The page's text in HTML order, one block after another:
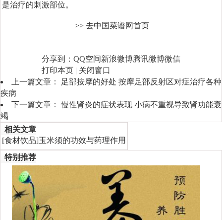
是治疗的刺激部位。
>> 去中国菜谱网首页
分享到： QQ空间新浪微博腾讯微博微信
打印本页 | 关闭窗口
上一篇文章：
足部按摩的好处 按摩足部反射区对症治疗各种
疾病
下一篇文章：慢性肾炎的症状表现 小病不重视导致肾功能衰
竭
相关文章
[食材饮品]玉米须的功效与药理作用
特别推荐